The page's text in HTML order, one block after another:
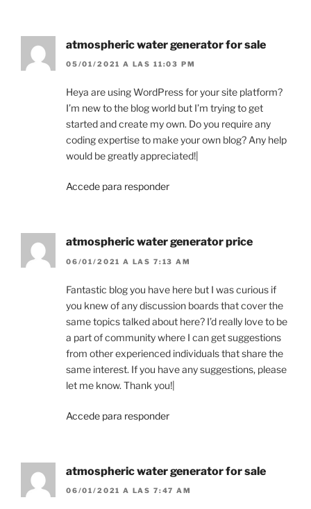
atmospheric water generator for sale
05/01/2021 A LAS 11:03 PM
Heya are using WordPress for your site platform?
I’m new to the blog world but I’m trying to get
started and create my own. Do you require any
coding expertise to make your own blog? Any help
would be greatly appreciated!|
Accede para responder
atmospheric water generator price
06/01/2021 A LAS 7:13 AM
Fantastic blog you have here but I was curious if
you knew of any discussion boards that cover the
same topics talked about here? I’d really love to be
a part of community where I can get suggestions
from other experienced individuals that share the
same interest. If you have any suggestions, please
let me know. Thank you!|
Accede para responder
atmospheric water generator for sale
06/01/2021 A LAS 7:47 AM